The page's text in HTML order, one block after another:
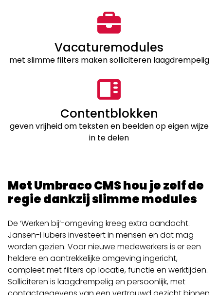
Vacaturemodules
met slimme filters maken solliciteren laagdrempelig
Contentblokken
geven vrijheid om teksten en beelden op eigen wijze
in te delen
Met Umbraco CMS hou je zelf de
regie dankzij slimme modules
De ‘Werken bij’-omgeving kreeg extra aandacht.
Jansen-Hubers investeert in mensen en dat mag
worden gezien. Voor nieuwe medewerkers is er een
heldere en aantrekkelijke omgeving ingericht,
compleet met filters op locatie, functie en werktijden.
Solliciteren is laagdrempelig en persoonlijk, met